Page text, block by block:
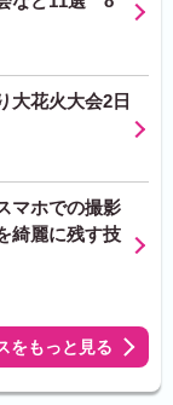
花火大会2日
マホでの撮影
綺麗に残す技
をもっと見る